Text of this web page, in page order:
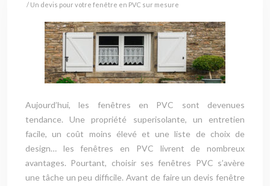
/ Un devis pour votre fenêtre en PVC sur mesure
Aujourd’hui, les fenêtres en PVC sont devenues
tendance. Une propriété superisolante, un entretien
facile, un coût moins élevé et une liste de choix de
design… les fenêtres en PVC livrent de nombreux
avantages. Pourtant, choisir ses fenêtres PVC s’avère
une tâche un peu difficile. Avant de faire un devis fenêtre